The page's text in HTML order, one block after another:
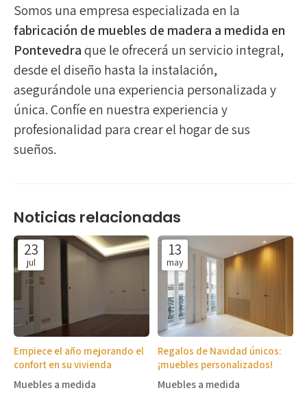
Somos una empresa especializada en la
fabricación de muebles de madera a medida en
Pontevedraque le ofrecerá un servicio integral,
desde el diseño hasta la instalación,
asegurándole una experiencia personalizada y
única. Confíe en nuestra experiencia y
profesionalidad para crear el hogar de sus
sueños.
Noticias relacionadas
23
jul
Empiece el año mejorando el
confort en su vivienda
Muebles a medida
13
may
Regalos de Navidad únicos:
¡muebles personalizados!
Muebles a medida